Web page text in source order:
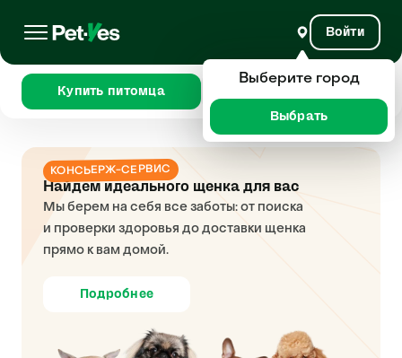
Войти
Купить питомца
КОНСЬЕРЖ-СЕРВИС
Найдем идеального щенка для вас
Мы берем на себя все заботы: от поиска
и проверки здоровья до доставки щенка
прямо к вам домой.
Подробнее
Выберите город
Выбрать